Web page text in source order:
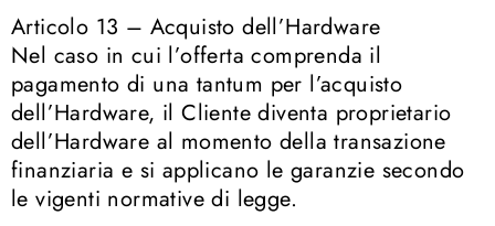
Articolo 13 – Acquisto dell’Hardware
Nel caso in cui l’offerta comprenda il
pagamento di una tantum per l’acquisto
dell’Hardware, il Cliente diventa proprietario
dell’Hardware al momento della transazione
finanziaria e si applicano le garanzie secondo
le vigenti normative di legge.